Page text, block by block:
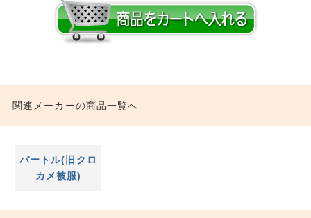
関連メーカーの商品一覧へ
バートル(旧クロ
カメ被服)